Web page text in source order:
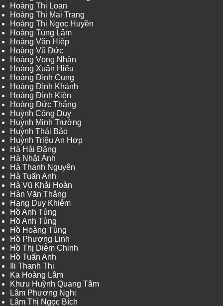
Hoàng Thị Loan
Hoàng Thị Mai Trang
Hoàng Thị Ngọc Huyền
Hoàng Tùng Lâm
Hoàng Văn Hiệp
Hoàng Vũ Đức
Hoàng Vọng Nhân
Hoàng Xuân Hiếu
Hoàng Đình Cung
Hoàng Đình Khánh
Hoàng Đình Kiên
Hoàng Đức Thắng
Huỳnh Công Duy
Huỳnh Minh Trường
Huỳnh Thái Bảo
Huỳnh Triệu An Hợp
Hà Hải Đăng
Hà Nhật Ánh
Hà Thanh Nguyên
Hà Tuấn Anh
Hà Vũ Khải Hoàn
Hàn Văn Thắng
Hạng Duy Khiêm
Hồ Anh Tùng
Hồ Anh Tùng
Hồ Hoàng Tùng
Hồ Phương Linh
Hồ Thị Diễm Chinh
Hồ Tuấn Anh
Ili Thanh Thi
Ka Hoàng Lâm
Khưu Huỳnh Quang Tâm
Lâm Phương Nghi
Lâm Thị Ngọc Bích